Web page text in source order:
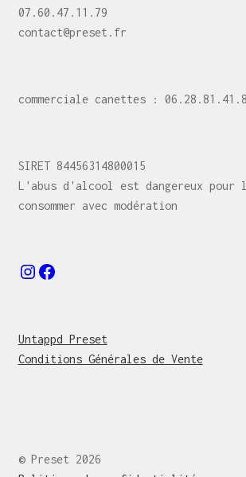
07.60.47.11.79
contact@preset.fr
commerciale canettes :
SIRET 84456314800015
L'abus d'alcool est dangereux pour
consommer avec modération
Instagram
Facebook
Untappd Preset
Conditions Générales de Vente
© Preset 2026